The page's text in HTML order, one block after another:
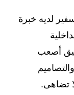
لديه خبرة
أصعب
تضاهى.